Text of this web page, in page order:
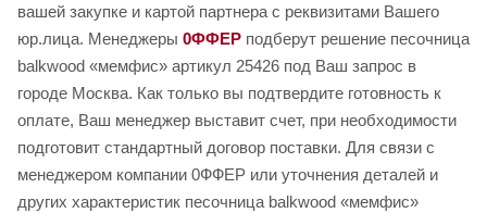
вашей закупке и картой партнера с реквизитами Вашего
юр.лица. Менеджеры 0ФФЕР подберут решение песочница
balkwood «мемфис» артикул 25426 под Ваш запрос в
городе Москва. Как только вы подтвердите готовность к
оплате, Ваш менеджер выставит счет, при необходимости
подготовит стандартный договор поставки. Для связи с
менеджером компании 0ФФЕР или уточнения деталей и
других характеристик песочница balkwood «мемфис»